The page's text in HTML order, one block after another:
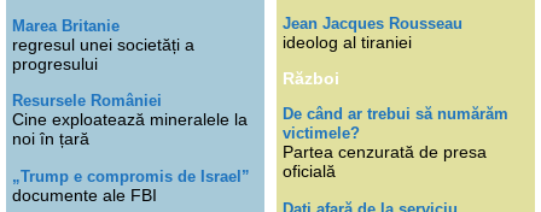
Marea Britanie
regresul unei societăți a
progresului
Resursele României
Cine exploatează mineralele la
noi în țară
„Trump e compromis de Israel”
documente ale FBI
Jean Jacques Rousseau
ideolog al tiraniei
Război
De când ar trebui să numărăm
victimele?
Partea cenzurată de presa
oficială